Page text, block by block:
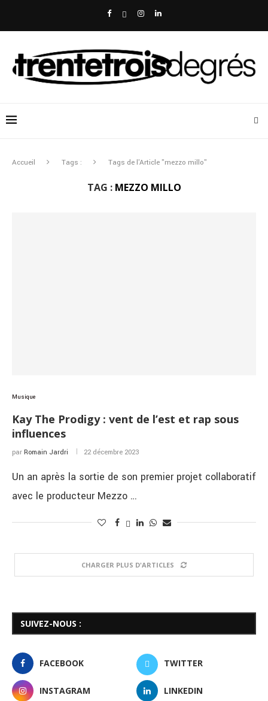
Accueil Tags : Tags de l'Article "mezzo millo"
TAG : MEZZO MILLO
Musique
Kay The Prodigy : vent de l’est et rap sous
influences
par Romain Jardri 22 décembre 2023
Un an après la sortie de son premier projet collaboratif
avec le producteur Mezzo …
CHARGER PLUS D'ARTICLES
SUIVEZ-NOUS :
FACEBOOK TWITTER
INSTAGRAM LINKEDIN